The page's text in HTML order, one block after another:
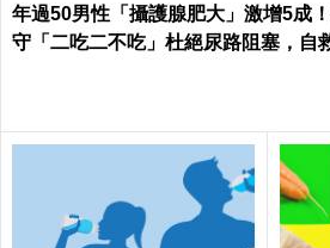
年過50男性「攝護腺肥大」激增5成
守「二吃二不吃」杜絕尿路阻塞，自